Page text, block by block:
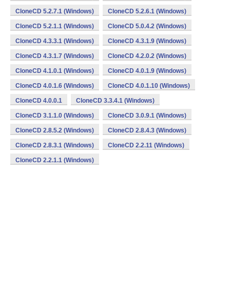
CloneCD 5.2.7.1 (Windows) CloneCD 5.2.6.1 (Windows)
CloneCD 5.2.1.1 (Windows) CloneCD 5.0.4.2 (Windows)
CloneCD 4.3.3.1 (Windows) CloneCD 4.3.1.9 (Windows)
CloneCD 4.3.1.7 (Windows) CloneCD 4.2.0.2 (Windows)
CloneCD 4.1.0.1 (Windows) CloneCD 4.0.1.9 (Windows)
CloneCD 4.0.1.6 (Windows) CloneCD 4.0.1.10 (Windows)
CloneCD 4.0.0.1 CloneCD 3.3.4.1 (Windows)
CloneCD 3.1.1.0 (Windows) CloneCD 3.0.9.1 (Windows)
CloneCD 2.8.5.2 (Windows) CloneCD 2.8.4.3 (Windows)
CloneCD 2.8.3.1 (Windows) CloneCD 2.2.11 (Windows)
CloneCD 2.2.1.1 (Windows)